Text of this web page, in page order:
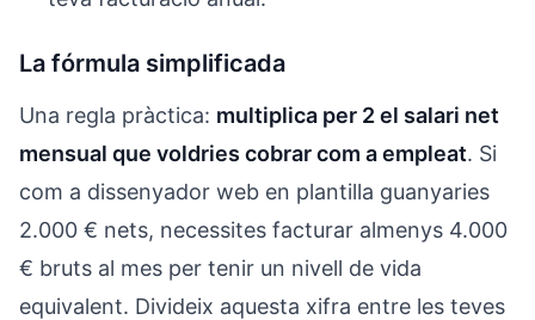
La fórmula simplificada
Una regla pràctica: multiplica per 2 el salari net
mensual que voldries cobrar com a empleat. Si
com a dissenyador web en plantilla guanyaries
2.000 € nets, necessites facturar almenys 4.000
€ bruts al mes per tenir un nivell de vida
equivalent. Divideix aquesta xifra entre les teves